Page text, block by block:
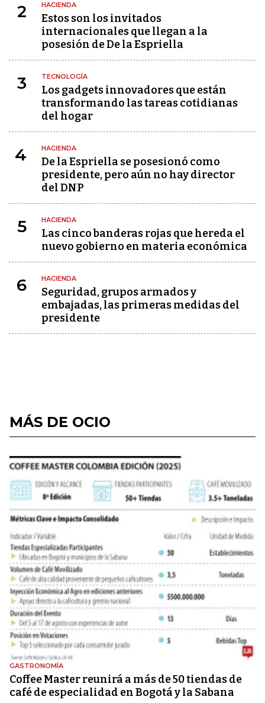
2 HACIENDA
Estos son los invitados
internacionales que llegan a la
posesión de De la Espriella
3 TECNOLOGÍA
Los gadgets innovadores que están
transformando las tareas cotidianas
del hogar
4 HACIENDA
De la Espriella se posesionó como
presidente, pero aún no hay director
del DNP
5 HACIENDA
Las cinco banderas rojas que hereda el
nuevo gobierno en materia económica
6 HACIENDA
Seguridad, grupos armados y
embajadas, las primeras medidas del
presidente
MÁS DE OCIO
GASTRONOMÍA
Coffee Master reunirá a más de 50 tiendas de
café de especialidad en Bogotá y la Sabana